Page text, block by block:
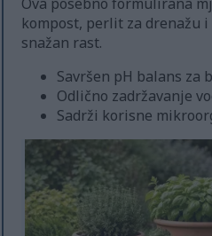
kompost, perlit za drenažu
snažan rast.
Savršen pH balans za
Odlično zadržavanje
Sadrži korisne